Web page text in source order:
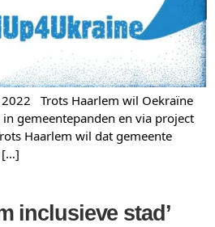
Trots Haarlem wil Oekraïne
gemeentepanden en via project
Haarlem wil dat gemeente
[…]
inclusieve stad’